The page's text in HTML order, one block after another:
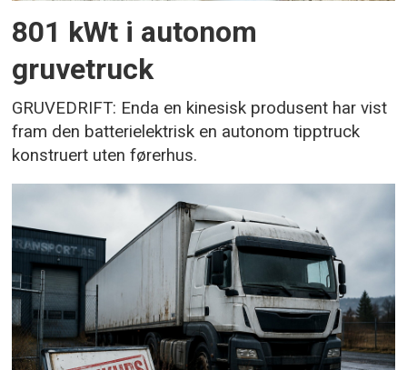
801 kWt i autonom
gruvetruck
GRUVEDRIFT: Enda en kinesisk produsent har vist
fram den batterielektrisk en autonom tipptruck
konstruert uten førerhus.